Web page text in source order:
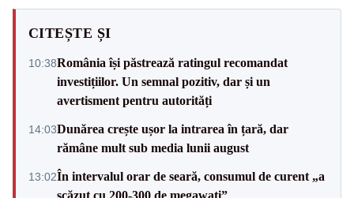
CITEȘTE ȘI
10:38România își păstrează ratingul recomandat
investițiilor. Un semnal pozitiv, dar și un
avertisment pentru autorități
14:03Dunărea crește ușor la intrarea în țară, dar
rămâne mult sub media lunii august
13:02În intervalul orar de seară, consumul de curent „a
scăzut cu 200-300 de megawați”